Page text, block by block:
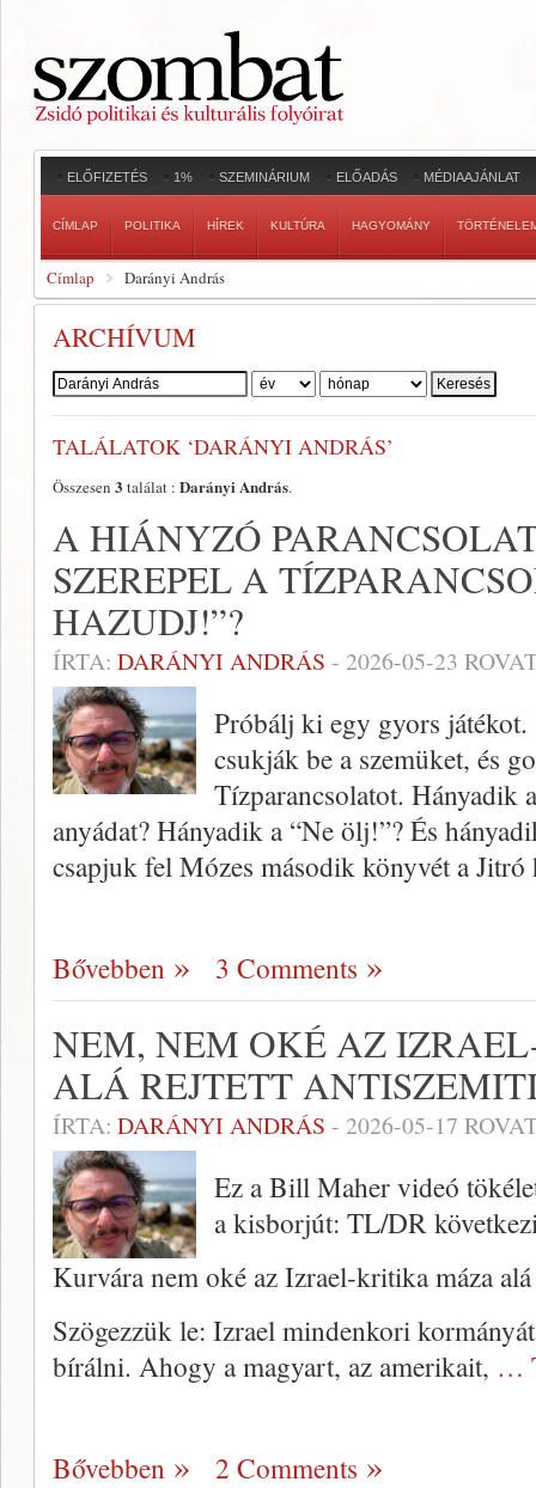
ELŐFIZETÉS 1% SZEMINÁRIUM ELŐADÁS MÉDIAAJÁNLAT
CÍMLAP POLITIKA HÍREK KULTÚRA HAGYOMÁNY
Címlap Darányi András
ARCHÍVUM
Szerző:
TALÁLATOK ‘DARÁNYI ANDRÁS’
Összesen 3 találat : Darányi András.
A HIÁNYZÓ
SZEREPEL A
HAZUDJ!”?
ÍRTA: DARÁNYI ANDRÁS - 2026-05-23
Próbálj ki egy gyors
csukják be a szemüket, és
Tízparancsolatot. Hányadik
anyádat? Hányadik a “Ne ölj!”? És
csapjuk fel Mózes második könyvét a Jitró
Bővebben 3 Comments
NEM, NEM OKÉ AZ
ALÁ REJTETT
ÍRTA: DARÁNYI ANDRÁS - 2026-05-17
Ez a Bill Maher videó
a kisborjút: TL/DR
Kurvára nem oké az Izrael-kritika máza
Szögezzük le: Izrael mindenkori
bírálni. Ahogy a magyart, az amerikait, …
Bővebben 2 Comments